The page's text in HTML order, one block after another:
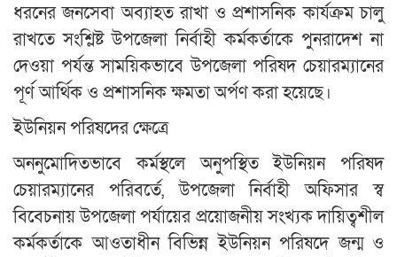
ধরনের জনসেবা অব্যাহত রাখা ও প্রশাসনিক কার্যক্রম চালু
রাখতে সংশ্লিষ্ট উপজেলা নির্বাহী কর্মকর্তাকে পুনরাদেশ না
দেওয়া পর্যন্ত সাময়িকভাবে উপজেলা পরিষদ চেয়ারম্যানের
পূর্ণ আর্থিক ও প্রশাসনিক ক্ষমতা অর্পণ করা হয়েছে।
ইউনিয়ন পরিষদের ক্ষেত্রে
অননুমোদিতভাবে কর্মস্থলে অনুপস্থিত ইউনিয়ন পরিষদ
চেয়ারম্যানের পরিবর্তে, উপজেলা নির্বাহী অফিসার স্ব
বিবেচনায় উপজেলা পর্যায়ের প্রয়োজনীয় সংখ্যক দায়িত্বশীল
কর্মকর্তাকে আওতাধীন বিভিন্ন ইউনিয়ন পরিষদে জন্ম ও